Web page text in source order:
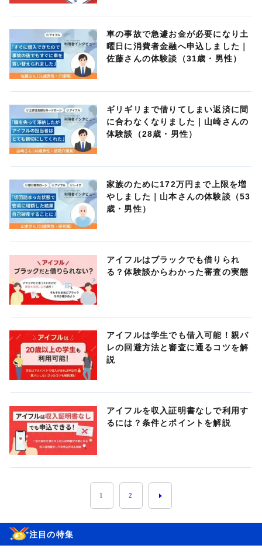
車の事故で急遽お金が必要になり土
曜日に消費者金融へ申込しました｜
佐藤さんの体験談（31歳・男性）
ギリギリまで借りてしまい返済に間
に合わなくなりました｜山崎さんの
体験談（28歳・男性）
家族のために172万円まで上限を増
やしました｜山本さんの体験談（53
歳・男性）
アイフルはブラックでも借りられ
る？体験談からわかった審査の実態
アイフルは学生でも借入可能！親バ
レの回避方法と審査に通るコツを解
説
アイフルを収入証明書なしで利用す
るには？条件とポイントを解説
1 2
注目の特集